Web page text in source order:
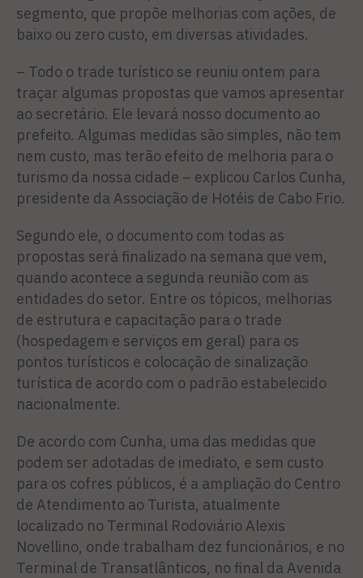
segmento, que propõe melhorias com ações, de
baixo ou zero custo, em diversas atividades.
– Todo o trade turístico se reuniu ontem para
traçar algumas propostas que vamos apresentar
ao secretário. Ele levará nosso documento ao
prefeito. Algumas medidas são simples, não tem
nem custo, mas terão efeito de melhoria para o
turismo da nossa cidade – explicou Carlos Cunha,
presidente da Associação de Hotéis de Cabo Frio.
Segundo ele, o documento com todas as
propostas será finalizado na semana que vem,
quando acontece a segunda reunião com as
entidades do setor. Entre os tópicos, melhorias
de estrutura e capacitação para o trade
(hospedagem e serviços em geral) para os
pontos turísticos e colocação de sinalização
turística de acordo com o padrão estabelecido
nacionalmente.
De acordo com Cunha, uma das medidas que
podem ser adotadas de imediato, e sem custo
para os cofres públicos, é a ampliação do Centro
de Atendimento ao Turista, atualmente
localizado no Terminal Rodoviário Alexis
Novellino, onde trabalham dez funcionários, e no
Terminal de Transatlânticos, no final da Avenida